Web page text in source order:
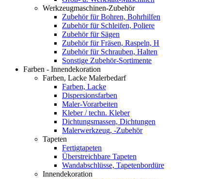
Werkzeugmaschinen-Zubehör
Zubehör für Bohren, Bohrhilfen
Zubehör für Schleifen, Poliere
Zubehör für Sägen
Zubehör für Fräsen, Raspeln, H
Zubehör für Schrauben, Halten
Sonstige Zubehör-Sortimente
Farben - Innendekoration
Farben, Lacke Malerbedarf
Farben, Lacke
Dispersionsfarben
Maler-Vorarbeiten
Kleber / techn. Kleber
Dichtungsmassen, Dichtungen
Malerwerkzeug, -Zubehör
Tapeten
Fertigtapeten
Überstreichbare Tapeten
Wandabschlüsse, Tapetenbordüre
Innendekoration